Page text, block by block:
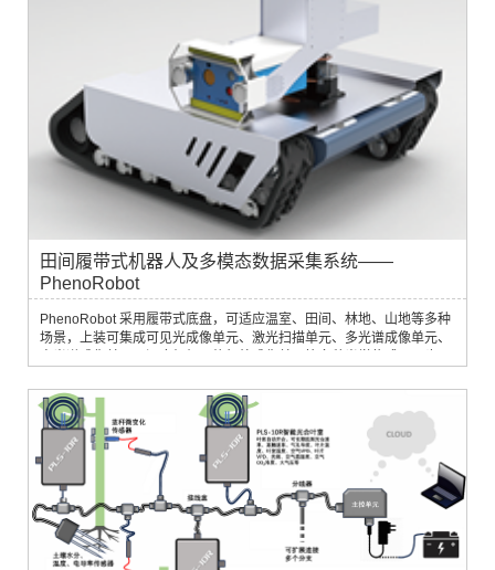
田间履带式机器人及多模态数据采集系统——
PhenoRobot
PhenoRobot 采用履带式底盘，可适应温室、田间、林地、山地等多种
场景，上装可集成可见光成像单元、激光扫描单元、多光谱成像单元、